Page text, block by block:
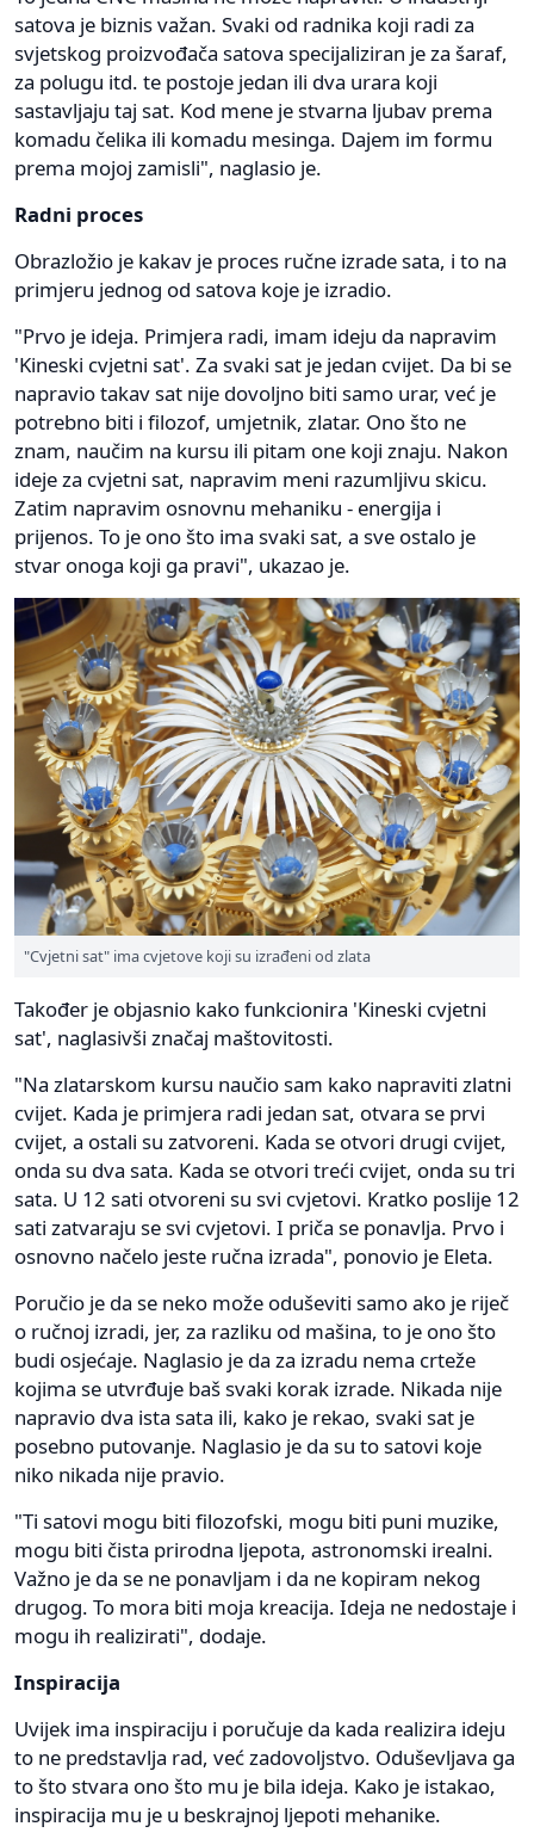
satova je biznis važan. Svaki od radnika koji radi za
svjetskog proizvođača satova specijaliziran je za šaraf,
za polugu itd. te postoje jedan ili dva urara koji
sastavljaju taj sat. Kod mene je stvarna ljubav prema
komadu čelika ili komadu mesinga. Dajem im formu
prema mojoj zamisli", naglasio je.
Radni proces
Obrazložio je kakav je proces ručne izrade sata, i to na
primjeru jednog od satova koje je izradio.
"Prvo je ideja. Primjera radi, imam ideju da napravim
'Kineski cvjetni sat'. Za svaki sat je jedan cvijet. Da bi se
napravio takav sat nije dovoljno biti samo urar, već je
potrebno biti i filozof, umjetnik, zlatar. Ono što ne
znam, naučim na kursu ili pitam one koji znaju. Nakon
ideje za cvjetni sat, napravim meni razumljivu skicu.
Zatim napravim osnovnu mehaniku - energija i
prijenos. To je ono što ima svaki sat, a sve ostalo je
stvar onoga koji ga pravi", ukazao je.
"Cvjetni sat" ima cvjetove koji su izrađeni od zlata
Također je objasnio kako funkcionira 'Kineski cvjetni
sat', naglasivši značaj maštovitosti.
"Na zlatarskom kursu naučio sam kako napraviti zlatni
cvijet. Kada je primjera radi jedan sat, otvara se prvi
cvijet, a ostali su zatvoreni. Kada se otvori drugi cvijet,
onda su dva sata. Kada se otvori treći cvijet, onda su tri
sata. U 12 sati otvoreni su svi cvjetovi. Kratko poslije 12
sati zatvaraju se svi cvjetovi. I priča se ponavlja. Prvo i
osnovno načelo jeste ručna izrada", ponovio je Eleta.
Poručio je da se neko može oduševiti samo ako je riječ
o ručnoj izradi, jer, za razliku od mašina, to je ono što
budi osjećaje. Naglasio je da za izradu nema crteže
kojima se utvrđuje baš svaki korak izrade. Nikada nije
napravio dva ista sata ili, kako je rekao, svaki sat je
posebno putovanje. Naglasio je da su to satovi koje
niko nikada nije pravio.
"Ti satovi mogu biti filozofski, mogu biti puni muzike,
mogu biti čista prirodna ljepota, astronomski irealni.
Važno je da se ne ponavljam i da ne kopiram nekog
drugog. To mora biti moja kreacija. Ideja ne nedostaje i
mogu ih realizirati", dodaje.
Inspiracija
Uvijek ima inspiraciju i poručuje da kada realizira ideju
to ne predstavlja rad, već zadovoljstvo. Oduševljava ga
to što stvara ono što mu je bila ideja. Kako je istakao,
inspiracija mu je u beskrajnoj ljepoti mehanike.